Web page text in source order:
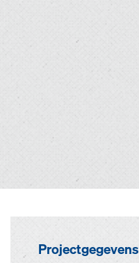
Projectgegevens